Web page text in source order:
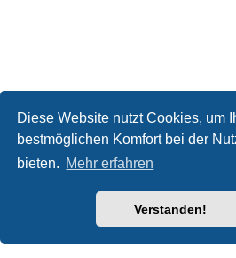
Diese Website nutzt Cookies, um
bestmöglichen Komfort bei der
bieten. Mehr erfahren
Verstanden!